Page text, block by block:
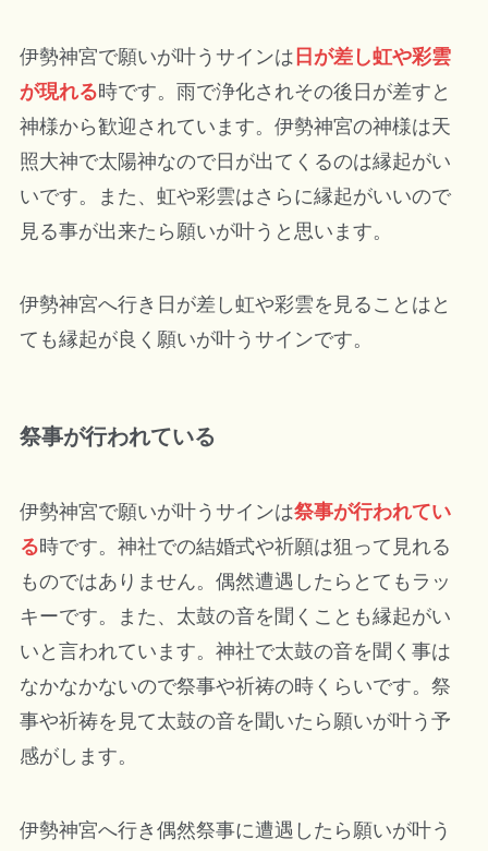
伊勢神宮で願いが叶うサインは 日が差し虹や彩雲
が現れる時です。雨で浄化されその後日が差すと
神様から歓迎されています。伊勢神宮の神様は天
照大神で太陽神なので日が出てくるのは縁起がい
いです。また、虹や彩雲はさらに縁起がいいので
見る事が出来たら願いが叶うと思います。
伊勢神宮へ行き日が差し虹や彩雲を見ることはと
ても縁起が良く願いが叶うサインです。
祭事が行われている
伊勢神宮で願いが叶うサインは祭事が行われてい
る時です。神社での結婚式や祈願は狙って見れる
ものではありません。偶然遭遇したらとてもラッ
キーです。また、太鼓の音を聞くことも縁起がい
いと言われています。神社で太鼓の音を聞く事は
なかなかないので祭事や祈祷の時くらいです。祭
事や祈祷を見て太鼓の音を聞いたら願いが叶う予
感がします。
伊勢神宮へ行き偶然祭事に遭遇したら願いが叶う